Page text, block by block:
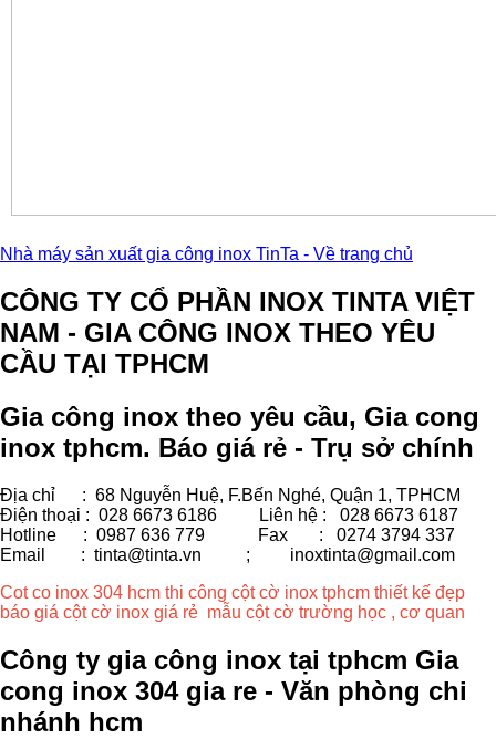
Nhà máy sản xuất gia công inox TinTa - Về trang chủ
CÔNG TY CỔ PHẦN INOX TINTA VIỆT
NAM - GIA CÔNG INOX THEO YÊU
CẦU TẠI TPHCM
Gia công inox theo yêu cầu, Gia cong
inox tphcm. Báo giá rẻ - Trụ sở chính
Địa chỉ : 68 Nguyễn Huệ, F.Bến Nghé, Quận 1, TPHCM
Điện thoại : 028 6673 6186
Liên hệ : 028 6673 6187
Hotline : 0987 636 779 Fax
: 0274 3794 337
Email : tinta@tinta.vn ;
inoxtinta@gmail.com
Cot co inox 304 hcm thi công cột cờ inox tphcm thiết kế đẹp
báo giá cột cờ inox giá rẻ mẫu cột cờ trường học , cơ quan
Công ty gia công inox tại tphcm Gia
cong inox 304 gia re - Văn phòng chi
nhánh hcm